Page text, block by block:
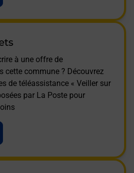
à une offre de
cette commune ? Découvrez
de téléassistance « Veiller sur
par La Poste pour